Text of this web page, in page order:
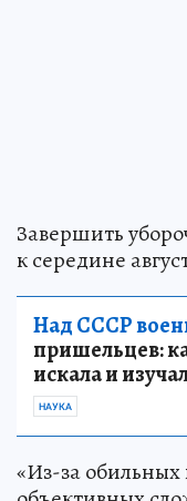
Завершить
к середине
Над СССР
пришельцев:
искала и
НАУКА
«Из-за обильных